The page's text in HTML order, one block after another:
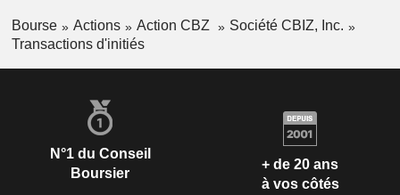
Bourse Actions Action CBZ
Société CBIZ, Inc.
Transactions d'initiés
N°1 du Conseil
Boursier
+ de 20 ans
à vos côtés